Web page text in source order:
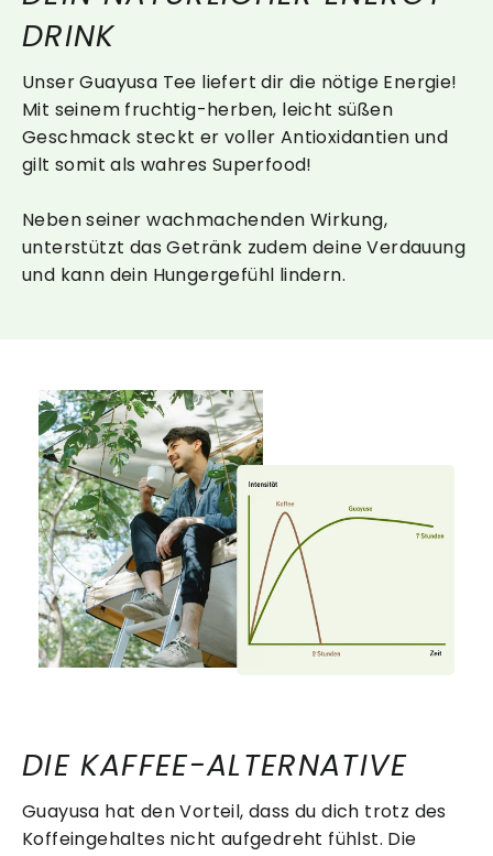
DRINK
Unser Guayusa Tee liefert dir die nötige Energie!
Mit seinem fruchtig-herben, leicht süßen
Geschmack steckt er voller Antioxidantien und
gilt somit als wahres Superfood!
Neben seiner wachmachenden Wirkung,
unterstützt das Getränk zudem deine Verdauung
und kann dein Hungergefühl lindern.
DIE KAFFEE-ALTERNATIVE
Guayusa hat den Vorteil, dass du dich trotz des
Koffeingehaltes nicht aufgedreht fühlst. Die